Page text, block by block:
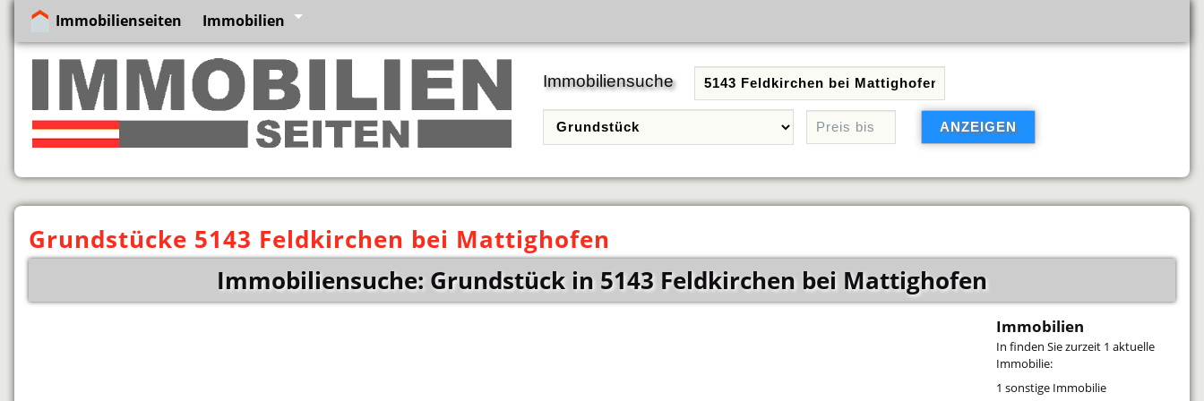
Immobilienseiten Immobilien
Immobiliensuche
Grundstücke 5143 Feldkirchen bei Mattighofen
Immobiliensuche: Grundstück in 5143 Feldkirchen bei Mattighofen
Immobilien
In finden Sie zurzeit 1 aktuelle
Immobilie:
1 sonstige Immobilie